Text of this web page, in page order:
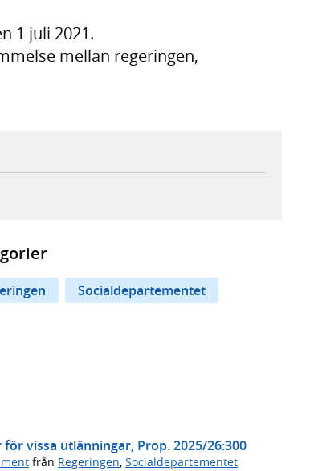
1 juli 2021.
mellan regeringen,
extern webbplats,
din e-postklient,
Socialdepartementet
vissa utlänningar, Prop. 2025/26:300
från Regeringen, Socialdepartementet